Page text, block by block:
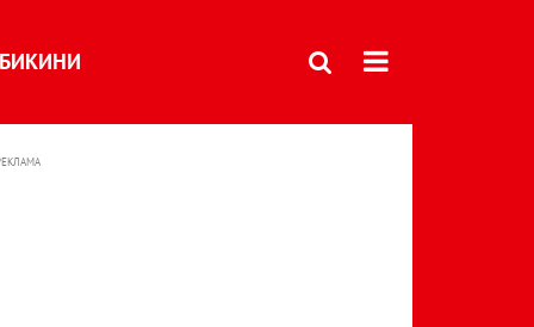
БИКИНИ